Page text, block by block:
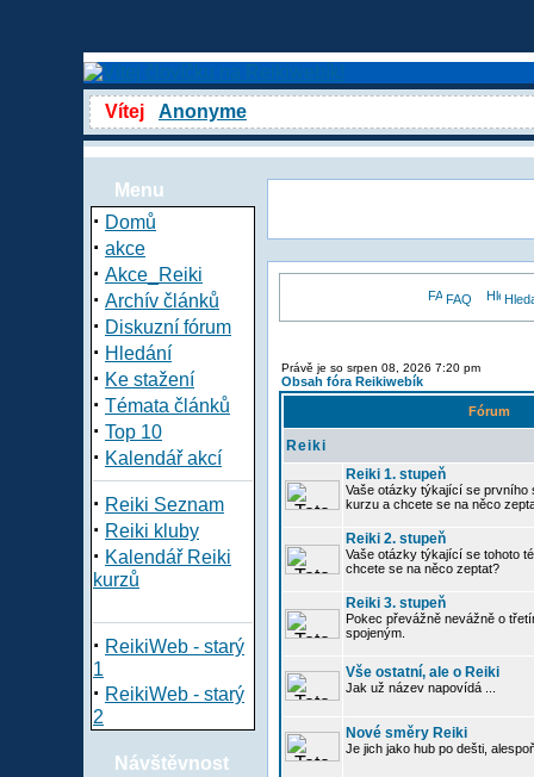
Vítej Anonyme
Menu
· Domů
· akce
· Akce_Reiki
· Archív článků
· Diskuzní fórum
· Hledání
· Ke stažení
· Témata článků
· Top 10
· Kalendář akcí
· Reiki Seznam
· Reiki kluby
· Kalendář Reiki
kurzů
· ReikiWeb - starý
1
· ReikiWeb - starý
2
Návštěvnost
FAQ
Právě je so srpen 08, 2026 7:20 pm
Obsah fóra Reikiwebík
Fórum
Reiki
Reiki 1. stupeň
Vaše otázky týkající se prvního
kurzu a chcete se na něco
Reiki 2. stupeň
Vaše otázky týkající se tohoto
chcete se na něco zeptat?
Reiki 3. stupeň
Pokec převážně nevážně o
spojeným.
Vše ostatní, ale o Reiki
Jak už název napovídá ...
Nové směry Reiki
Je jich jako hub po dešti,